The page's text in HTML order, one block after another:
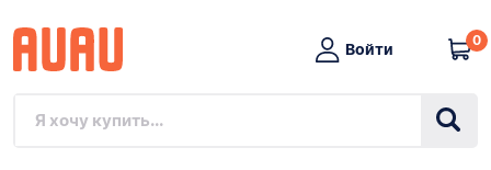
Войти
0